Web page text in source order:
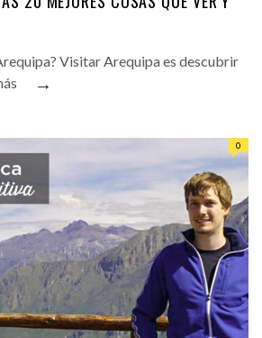
Visitar Arequipa es descubrir
→
0